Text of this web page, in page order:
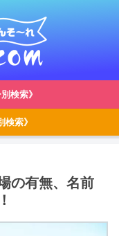
検索》
検索》
の有無、名前